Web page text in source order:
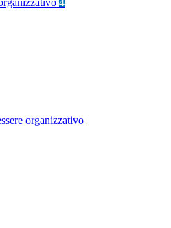
4
organizzativo